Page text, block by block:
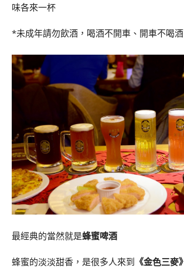
味各來一杯
*未成年請勿飲酒，喝酒不開車、開車不喝酒
最經典的當然就是蜂蜜啤酒
蜂蜜的淡淡甜香，是很多人來到 《金色三麥》